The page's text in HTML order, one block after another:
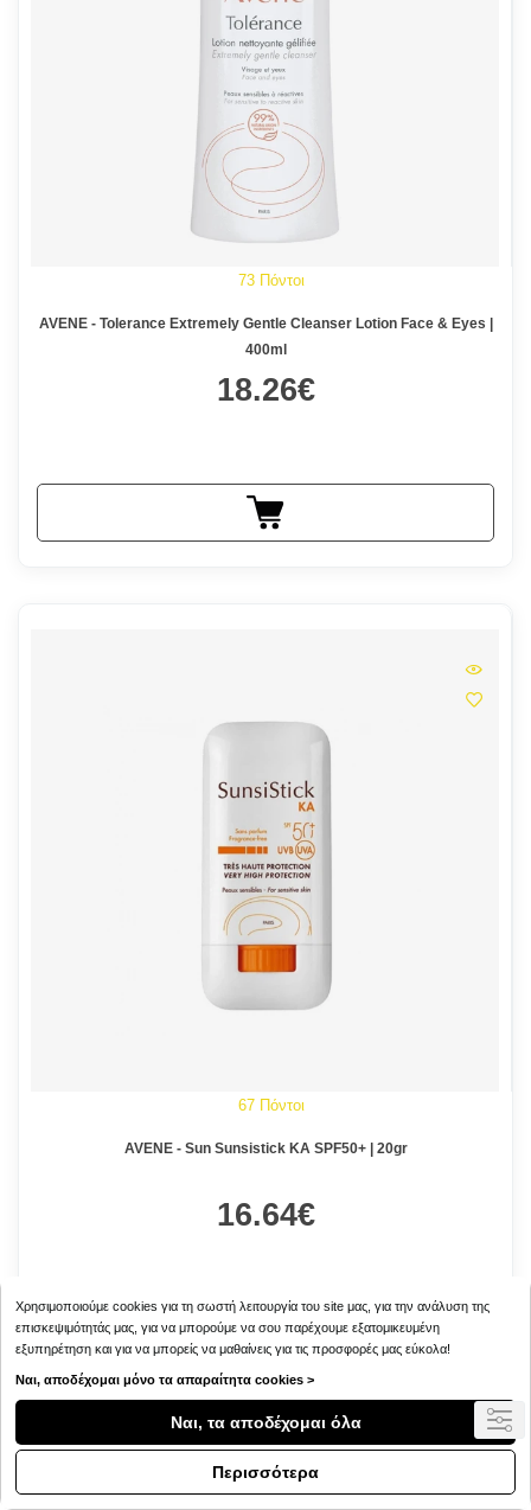
73 Πόντοι
AVENE - Tolerance Extremely Gentle Cleanser Lotion Face & Eyes |
400ml
18.26€
67 Πόντοι
AVENE - Sun Sunsistick KA SPF50+ | 20gr
16.64€
Χρησιμοποιούμε cookies για τη σωστή λειτουργία του site μας, για την ανάλυση της
επισκεψιμότητάς μας, για να μπορούμε να σου παρέχουμε εξατομικευμένη
εξυπηρέτηση και για να μπορείς να μαθαίνεις για τις προσφορές μας εύκολα!
Ναι, αποδέχομαι μόνο τα απαραίτητα cookies >
Ναι, τα αποδέχομαι όλα
Περισσότερα